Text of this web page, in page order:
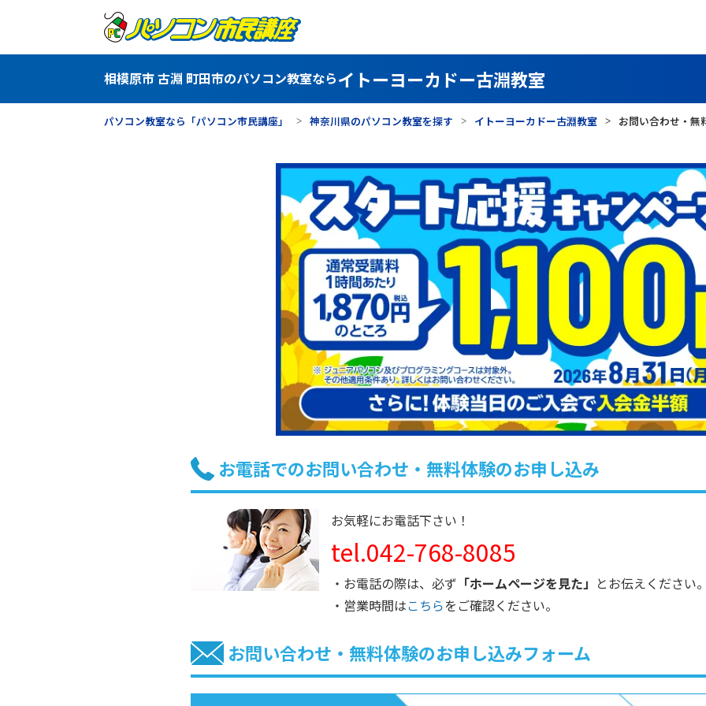
相模原市 古淵 町田市のパソコン教室ならイトーヨーカドー古淵教室
パソコン教室なら「パソコン市民講座」 神奈川県のパソコン教室を探す イトーヨーカドー古淵教室 お問い合わせ・無
お電話でのお問い合わせ・無料体験のお申し込み
お気軽にお電話下さい！
tel.042-768-8085
・お電話の際は、必ず 「ホームページを見た」 とお伝えください
・営業時間はこちらをご確認ください。
お問い合わせ・無料体験のお申し込みフォーム